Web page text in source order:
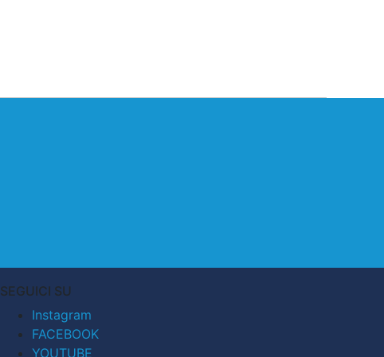
SEGUICI SU
Instagram
FACEBOOK
YOUTUBE